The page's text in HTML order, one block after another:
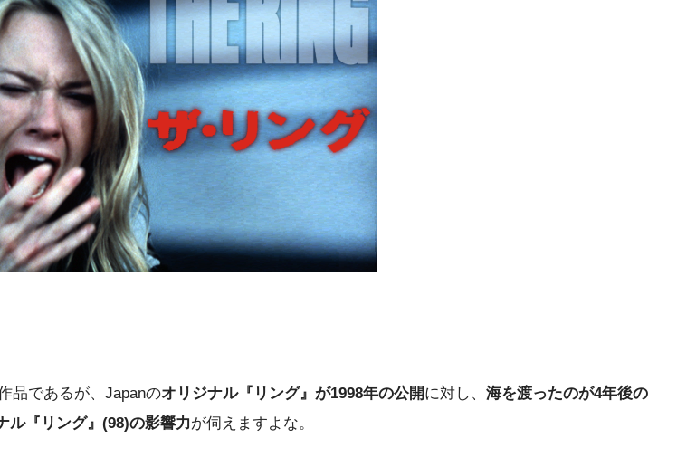
品であるが、Japanのオリジナル『リング』が1998年の公開に対し、 海を渡ったのが4年後の
ル『リング』(98)の影響力が伺えますよな。